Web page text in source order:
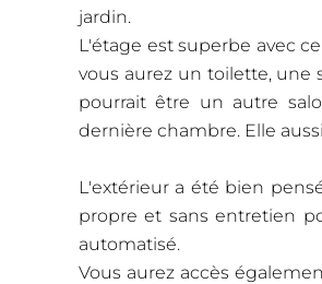
jardin.
L'étage est superbe avec
vous aurez un toilette, une
pourrait être un autre
dernière chambre. Elle
L'extérieur a été bien
propre et sans entretien
automatisé.
Vous aurez accès